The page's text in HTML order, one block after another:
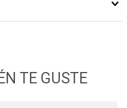
TE GUSTE